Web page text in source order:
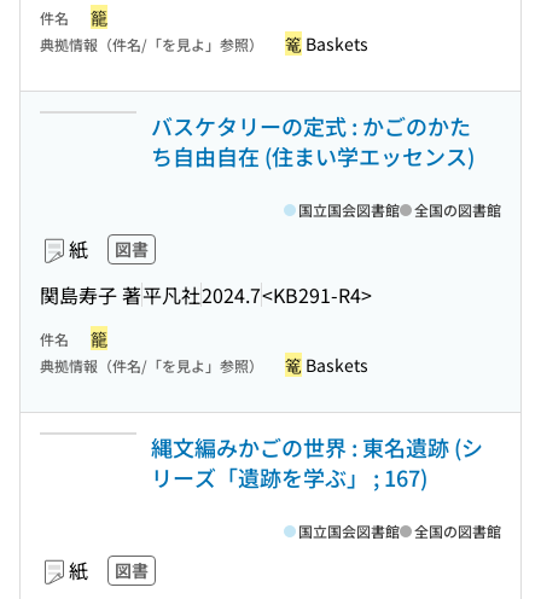
件名 籠
典拠情報（件名/「を見よ」参照） 篭 Baskets
バスケタリーの定式 : かごのかた
ち自由自在 (住まい学エッセンス)
紙 図書
関島寿子 著平凡社2024.7<KB291-R4>
国立国会図書館 全国の図書館
件名 籠
典拠情報（件名/「を見よ」参照） 篭 Baskets
縄文編みかごの世界 : 東名遺跡 (シ
リーズ「遺跡を学ぶ」 ; 167)
紙 図書
国立国会図書館 全国の図書館